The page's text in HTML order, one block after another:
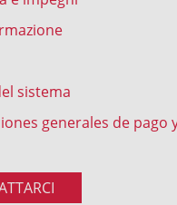
sistema
generales de pago